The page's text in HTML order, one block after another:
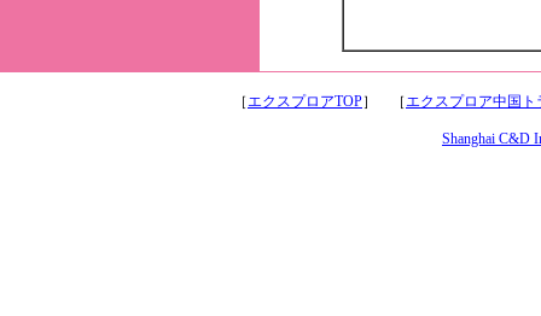
［エクスプロアTOP］ ［エクスプロア中国ト
Shanghai C&D